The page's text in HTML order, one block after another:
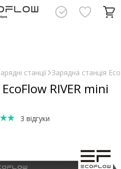
станції Зарядна станція
RIVER mini
3 відгуки